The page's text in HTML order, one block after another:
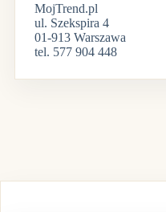
MojTrend.pl
ul. Szekspira 4
01-913 Warszawa
tel. 577 904 448